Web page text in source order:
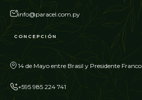
info@paracel.com.py
CONCEPCIÓN
14 de Mayo entre Brasil y Presidente Franco
+595 985 224 741